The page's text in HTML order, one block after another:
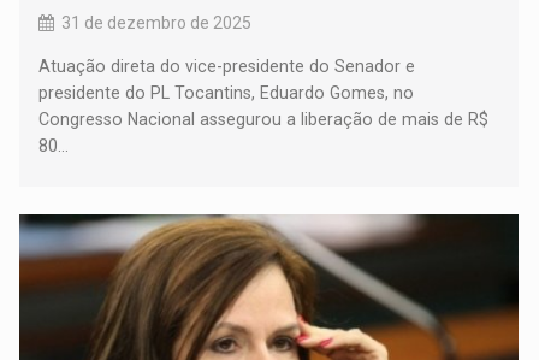
31 de dezembro de 2025
Atuação direta do vice-presidente do Senador e
presidente do PL Tocantins, Eduardo Gomes, no
Congresso Nacional assegurou a liberação de mais de R$
80...